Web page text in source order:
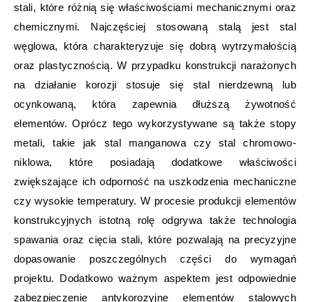
stali, które różnią się właściwościami mechanicznymi oraz
chemicznymi. Najczęściej stosowaną stalą jest stal
węglowa, która charakteryzuje się dobrą wytrzymałością
oraz plastycznością. W przypadku konstrukcji narażonych
na działanie korozji stosuje się stal nierdzewną lub
ocynkowaną, która zapewnia dłuższą żywotność
elementów. Oprócz tego wykorzystywane są także stopy
metali, takie jak stal manganowa czy stal chromowo-
niklowa, które posiadają dodatkowe właściwości
zwiększające ich odporność na uszkodzenia mechaniczne
czy wysokie temperatury. W procesie produkcji elementów
konstrukcyjnych istotną rolę odgrywa także technologia
spawania oraz cięcia stali, które pozwalają na precyzyjne
dopasowanie poszczególnych części do wymagań
projektu. Dodatkowo ważnym aspektem jest odpowiednie
zabezpieczenie antykorozyjne elementów stalowych